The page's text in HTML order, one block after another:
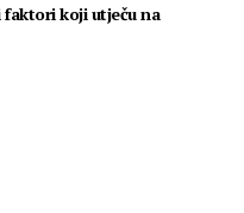
koji utječu na